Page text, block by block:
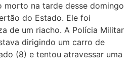
morto na tarde desse domingo
do Estado. Ele foi
de um riacho. A Polícia Militar
dirigindo um carro de
(8) e tentou atravessar uma